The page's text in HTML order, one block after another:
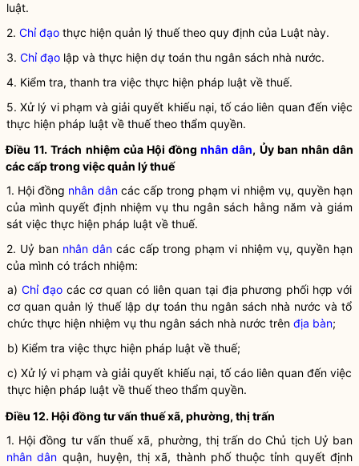
luật.
2. Chỉ đạo thực hiện quản lý thuế theo quy định của Luật này.
3. Chỉ đạo lập và thực hiện dự toán thu ngân sách nhà nước.
4. Kiểm tra, thanh tra việc thực hiện pháp luật về thuế.
5. Xử lý vi phạm và giải quyết khiếu nại, tố cáo liên quan đến việc
thực hiện pháp luật về thuế theo thẩm quyền.
Điều 11. Trách nhiệm của Hội đồngnhân dân, Ủy ban nhân dân
các cấp trong việc quản lý thuế
1. Hội đồng nhân dâncác cấp trong phạm vi nhiệm vụ, quyềnhạn
của mình quyết định nhiệm vụ thu ngân sách hằng năm và giám
sát việc thực hiện pháp luật về thuế.
2. Uỷ ban nhân dâncác cấp trong phạm vi nhiệm vụ,quyền hạn
của mình có trách nhiệm:
a) Chỉ đạocác cơ quan có liên quan tại địa phương phối hợp với
cơ quan quản lý thuế lập dự toán thu ngân sách nhà nước và tổ
chức thực hiện nhiệm vụ thu ngân sách nhà nước trên địa bàn;
b) Kiểm tra việc thực hiện pháp luật về thuế;
c) Xử lý vi phạm và giải quyết khiếu nại, tố cáo liên quan đến việc
thực hiện pháp luật về thuế theo thẩm quyền.
Điều 12. Hội đồng tư vấn thuế xã, phường, thị trấn
1. Hội đồng tư vấnthuếxã, phường, thị trấn do Chủ tịch Uỷ ban
nhân dân quận, huyện, thị xã, thành phố thuộc tỉnh quyết định